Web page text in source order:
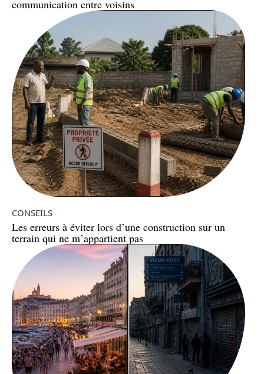
communication entre voisins
CONSEILS
Les erreurs à éviter lors d’une construction sur un
terrain qui ne m’appartient pas